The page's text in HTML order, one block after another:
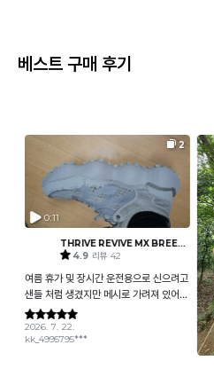
베스트 구매 후기